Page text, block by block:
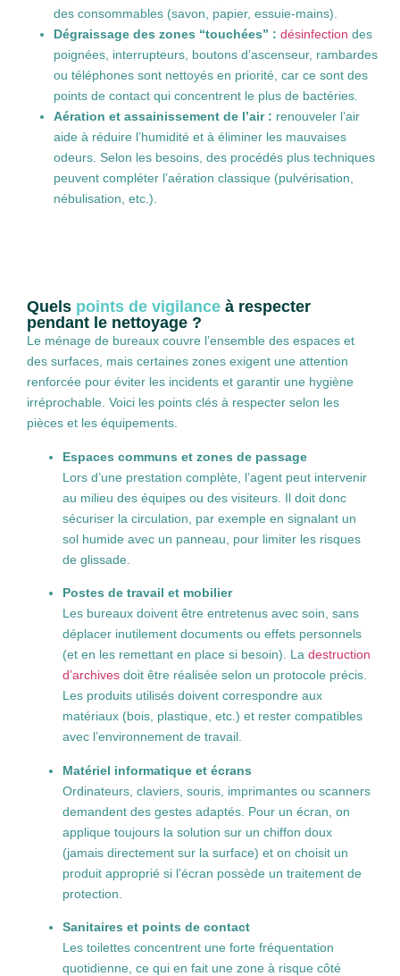
des consommables (savon, papier, essuie-mains).
Dégraissage des zones “touchées” : désinfection des
poignées, interrupteurs, boutons d’ascenseur, rambardes
ou téléphones sont nettoyés en priorité, car ce sont des
points de contact qui concentrent le plus de bactéries.
Aération et assainissement de l’air : renouveler l’air
aide à réduire l’humidité et à éliminer les mauvaises
odeurs. Selon les besoins, des procédés plus techniques
peuvent compléter l’aération classique (pulvérisation,
nébulisation, etc.).
Quels points de vigilance à respecter
pendant le nettoyage ?
Le ménage de bureaux couvre l’ensemble des espaces et
des surfaces, mais certaines zones exigent une attention
renforcée pour éviter les incidents et garantir une hygiène
irréprochable. Voici les points clés à respecter selon les
pièces et les équipements.
Espaces communs et zones de passage
Lors d’une prestation complète, l’agent peut intervenir
au milieu des équipes ou des visiteurs. Il doit donc
sécuriser la circulation, par exemple en signalant un
sol humide avec un panneau, pour limiter les risques
de glissade.
Postes de travail et mobilier
Les bureaux doivent être entretenus avec soin, sans
déplacer inutilement documents ou effets personnels
(et en les remettant en place si besoin). La destruction
d’archives doit être réalisée selon un protocole précis.
Les produits utilisés doivent correspondre aux
matériaux (bois, plastique, etc.) et rester compatibles
avec l’environnement de travail.
Matériel informatique et écrans
Ordinateurs, claviers, souris, imprimantes ou scanners
demandent des gestes adaptés. Pour un écran, on
applique toujours la solution sur un chiffon doux
(jamais directement sur la surface) et on choisit un
produit approprié si l’écran possède un traitement de
protection.
Sanitaires et points de contact
Les toilettes concentrent une forte fréquentation
quotidienne, ce qui en fait une zone à risque côté